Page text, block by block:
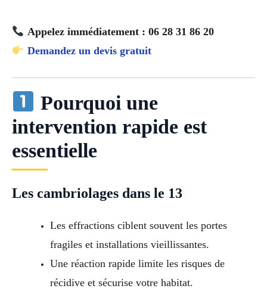
Appelez immédiatement : 06 28 31 86 20
Demandez un devis gratuit
Pourquoi une
intervention rapide est
essentielle
Les cambriolages dans le 13
Les effractions ciblent souvent les portes
fragiles et installations vieillissantes.
Une réaction rapide limite les risques de
récidive et sécurise votre habitat.